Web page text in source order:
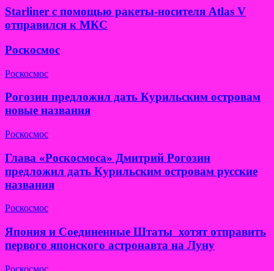
Starliner с помощью ракеты-носителя Atlas V
отправился к МКС
Роскосмос
Роскосмос
Рогозин предложил дать Курильским островам
новые названия
Роскосмос
Глава «Роскосмоса» Дмитрий Рогозин
предложил дать Курильским островам русские
названия
Роскосмос
Япония и Соединенные Штаты хотят отправить
первого японского астронавта на Луну
Роскосмос